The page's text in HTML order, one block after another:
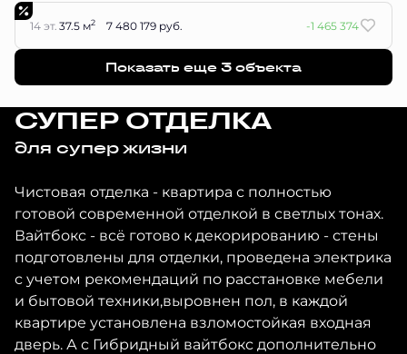
14 эт. 37.5 м2 7 480 179 руб. -1 465 374
Показать еще 3 объектa
СУПЕР ОТДЕЛКА
для супер жизни
Чистовая отделка - квартира с полностью
готовой современной отделкой в светлых тонах.
Вайтбокс - всё готово к декорированию - стены
подготовлены для отделки, проведена электрика
с учетом рекомендаций по расстановке мебели
и бытовой техники,выровнен пол, в каждой
квартире установлена взломостойкая входная
дверь. А с Гибридный вайтбокс дополнительно